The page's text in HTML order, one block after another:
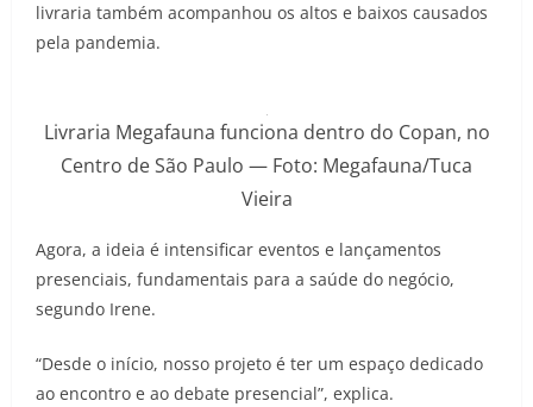
livraria também acompanhou os altos e baixos causados
pela pandemia.
Livraria Megafauna funciona dentro do Copan, no
Centro de São Paulo — Foto: Megafauna/Tuca
Vieira
Agora, a ideia é intensificar eventos e lançamentos
presenciais, fundamentais para a saúde do negócio,
segundo Irene.
“Desde o início, nosso projeto é ter um espaço dedicado
ao encontro e ao debate presencial”, explica.